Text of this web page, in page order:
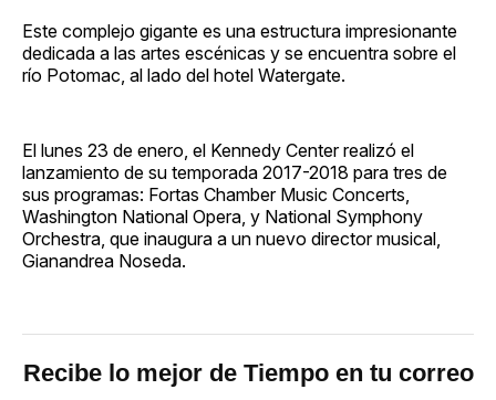
Este complejo gigante es una estructura impresionante
dedicada a las artes escénicas y se encuentra sobre el
río Potomac, al lado del hotel Watergate.
El lunes 23 de enero, el Kennedy Center realizó el
lanzamiento de su temporada 2017-2018 para tres de
sus programas: Fortas Chamber Music Concerts,
Washington National Opera, y National Symphony
Orchestra, que inaugura a un nuevo director musical,
Gianandrea Noseda.
Recibe lo mejor de Tiempo en tu correo